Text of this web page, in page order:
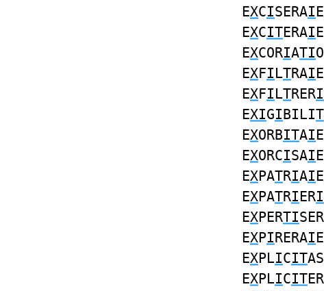
EXCISERAI
EXCITERAI
EXCORIATI
EXFILTRAI
EXFILTRERI
EXIGIBILIT
EXORBITAI
EXORCISAI
EXPATRIAI
EXPATRIERI
EXPERTI
EXPIRERAI
EXPLICIT
EXPLICIT